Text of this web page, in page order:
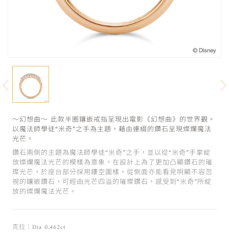
～幻想曲～ 此款半圈鑲嵌戒指呈現出電影《幻想曲》的世界觀。
以魔法師學徒“米奇”之手為主題，藉由連綴的鑽石呈現燦爛魔法
光芒。
鑽石兩側的主題為魔法師學徒“米奇”之手，並以從“米奇”手掌綻
放燦爛魔法光芒的模樣為意象。在設計上為了更加凸顯鑽石的璀
璨光芒，於座台部分採用鏤空圖樣。從側面亦能看見明顯不容忽
視的鑲嵌鑽石，可經由光芒四溢的璀璨鑽石，感受到“米奇”所綻
放的燦爛魔法光芒。
克拉：Dia 0.462ct